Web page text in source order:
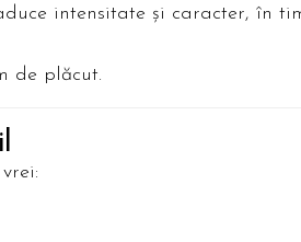
intensitate și caracter, în
de plăcut.